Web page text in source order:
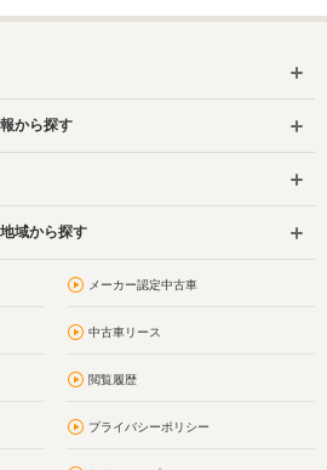
から探す
域から探す
メーカー認定中古車
中古車リース
閲覧履歴
プライバシーポリシー